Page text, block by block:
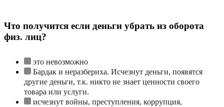
Что получится если деньги убрать из оборота
физ. лиц?
это невозможно
Бардак и неразбериха. Исчезнут деньги, появятся
другие деньги, т.к. никто не знает ценности своего
товара или услуги.
исчезнут войны, преступления, коррупция,